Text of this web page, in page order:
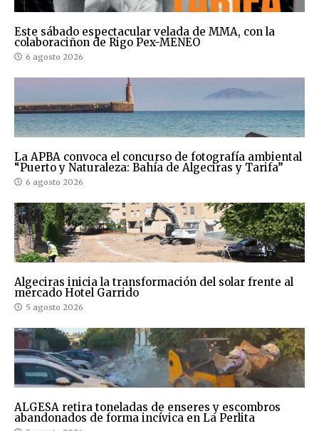
Este sábado espectacular velada de MMA, con la
colaboraciñon de Rigo Pex-MENEO
6 agosto 2026
La APBA convoca el concurso de fotografía ambiental
“Puerto y Naturaleza: Bahía de Algeciras y Tarifa”
6 agosto 2026
Algeciras inicia la transformación del solar frente al
mercado Hotel Garrido
5 agosto 2026
ALGESA retira toneladas de enseres y escombros
abandonados de forma incívica en La Perlita